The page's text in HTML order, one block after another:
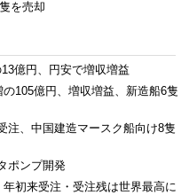
を売却
億円、円安で増収増益
105億円、増収増益、新造船6隻
注、中国建造マースク船向け8隻
ポンプ開発
初来受注・受注残は世界最高に